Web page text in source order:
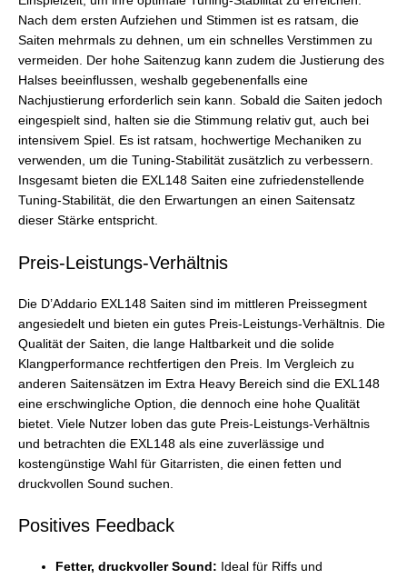
Nach dem ersten Aufziehen und Stimmen ist es ratsam, die
Saiten mehrmals zu dehnen, um ein schnelles Verstimmen zu
vermeiden. Der hohe Saitenzug kann zudem die Justierung des
Halses beeinflussen, weshalb gegebenenfalls eine
Nachjustierung erforderlich sein kann. Sobald die Saiten jedoch
eingespielt sind, halten sie die Stimmung relativ gut, auch bei
intensivem Spiel. Es ist ratsam, hochwertige Mechaniken zu
verwenden, um die Tuning-Stabilität zusätzlich zu verbessern.
Insgesamt bieten die EXL148 Saiten eine zufriedenstellende
Tuning-Stabilität, die den Erwartungen an einen Saitensatz
dieser Stärke entspricht.
Preis-Leistungs-Verhältnis
Die D’Addario EXL148 Saiten sind im mittleren Preissegment
angesiedelt und bieten ein gutes Preis-Leistungs-Verhältnis. Die
Qualität der Saiten, die lange Haltbarkeit und die solide
Klangperformance rechtfertigen den Preis. Im Vergleich zu
anderen Saitensätzen im Extra Heavy Bereich sind die EXL148
eine erschwingliche Option, die dennoch eine hohe Qualität
bietet. Viele Nutzer loben das gute Preis-Leistungs-Verhältnis
und betrachten die EXL148 als eine zuverlässige und
kostengünstige Wahl für Gitarristen, die einen fetten und
druckvollen Sound suchen.
Positives Feedback
Fetter, druckvoller Sound: Ideal für Riffs und